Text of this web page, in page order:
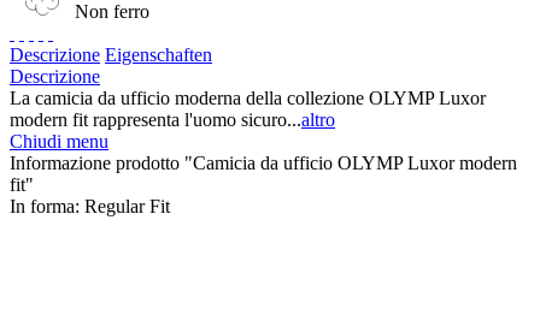
Non ferro
Descrizione Eigenschaften
Descrizione
La camicia da ufficio moderna della collezione OLYMP Luxor
modern fit rappresenta l'uomo sicuro...altro
Chiudi menu
Informazione prodotto "Camicia da ufficio OLYMP Luxor modern
fit"
In forma: Regular Fit